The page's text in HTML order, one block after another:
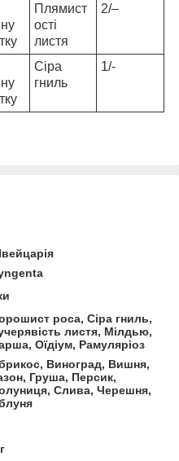
Плямист
ості
листя
2/–
Сіра
гниль
1/-
роса, Сіра гниль,
листя, Мілдью,
Оїдіум, Рамуляріоз
Виноград, Вишня,
Груша, Персик,
Слива, Черешня,